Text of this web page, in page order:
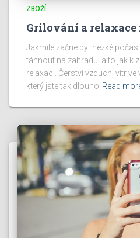
ZBOŽÍ
Grilování a relaxace
Jakmile začne být hezké
táhnout na zahradu, a to jak k
relaxaci. Čerství vzduch, vítr ve
který jste tak dlouho Read